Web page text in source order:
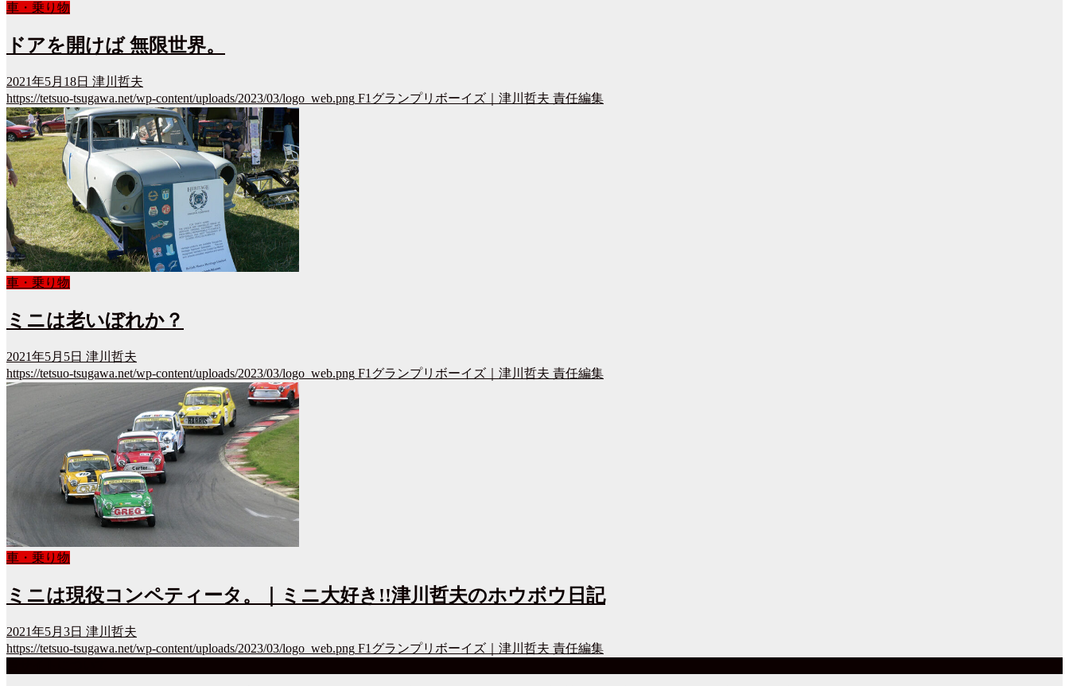
車・乗り物
ドアを開けば 無限世界。
2021年5月18日 津川哲夫
https://tetsuo-tsugawa.net/wp-content/uploads/2023/03/logo_web.png F1グランプリボーイズ｜津川哲夫 責任編集
車・乗り物
ミニは老いぼれか？
2021年5月5日 津川哲夫
https://tetsuo-tsugawa.net/wp-content/uploads/2023/03/logo_web.png F1グランプリボーイズ｜津川哲夫 責任編集
車・乗り物
ミニは現役コンペティータ。｜ミニ大好き!!津川哲夫のホウボウ日記
2021年5月3日 津川哲夫
https://tetsuo-tsugawa.net/wp-content/uploads/2023/03/logo_web.png F1グランプリボーイズ｜津川哲夫 責任編集